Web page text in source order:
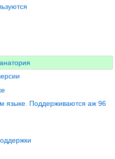
языке. Поддерживаются аж 96